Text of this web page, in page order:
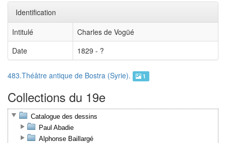
Identification
Intitulé
Charles de Vogüé
Date
1829 - ?
483.Théâtre antique de Bostra (Syrie). 1
Collections du 19e
Catalogue des dessins
Paul Abadie
Alphonse Baillargé